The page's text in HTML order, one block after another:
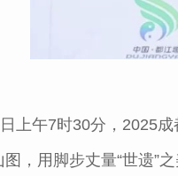
上午7时30分，2025
，用脚步丈量“世遗”之